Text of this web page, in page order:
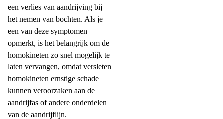
een verlies van aandrijving bij
het nemen van bochten. Als je
een van deze symptomen
opmerkt, is het belangrijk om de
homokineten zo snel mogelijk te
laten vervangen, omdat versleten
homokineten ernstige schade
kunnen veroorzaken aan de
aandrijfas of andere onderdelen
van de aandrijflijn.